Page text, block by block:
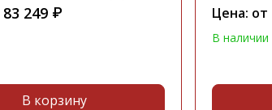
83 249 ₽
В корзину
Цена: от
В наличии